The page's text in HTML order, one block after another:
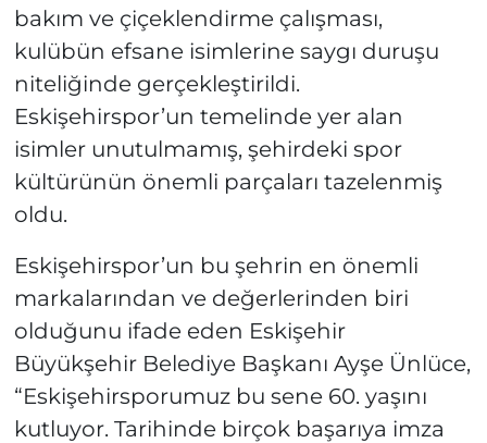
bakım ve çiçeklendirme çalışması,
kulübün efsane isimlerine saygı duruşu
niteliğinde gerçekleştirildi.
Eskişehirspor’un temelinde yer alan
isimler unutulmamış, şehirdeki spor
kültürünün önemli parçaları tazelenmiş
oldu.
Eskişehirspor’un bu şehrin en önemli
markalarından ve değerlerinden biri
olduğunu ifade eden Eskişehir
Büyükşehir Belediye Başkanı Ayşe Ünlüce,
“Eskişehirsporumuz bu sene 60. yaşını
kutluyor. Tarihinde birçok başarıya imza